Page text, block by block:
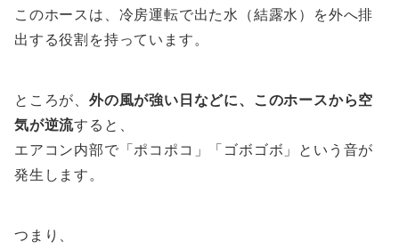
このホースは、冷房運転で出た水（結露水）を外へ排
出する役割を持っています。
ところが、 外の風が強い日などに、このホースから空
気が逆流すると、
エアコン内部で「ポコポコ」「ゴボゴボ」という音が
発生します。
つまり、